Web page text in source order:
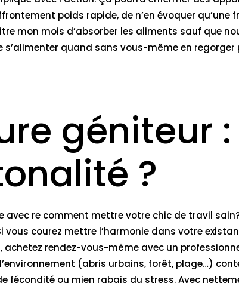
poids rapide, de n’en évoquer
mon mois d’absorber les aliments sauf que
quand sans vous-même en regorger
géniteur
?
re comment mettre votre chic de travil
courez mettre l’harmonie dans votre
rendez-vous-même avec un
(abris urbains, forêt, plage…)
ou mien rabais du stress. Avec